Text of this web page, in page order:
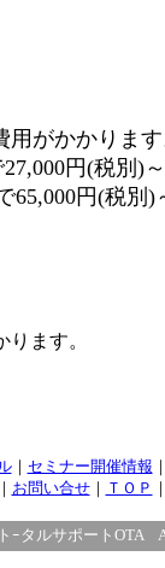
用がかかりま
円(税別)～
65,000円(税別)
ます。
｜ セミナー開催情報
｜ お問い合せ｜ ＴＯＰ
ｰタルサポートOTA